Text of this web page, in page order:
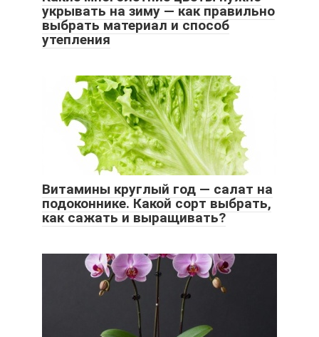
укрывать на зиму — как правильно
выбрать материал и способ
утепления
Витамины круглый год — салат на
подоконнике. Какой сорт выбрать,
как сажать и выращивать?